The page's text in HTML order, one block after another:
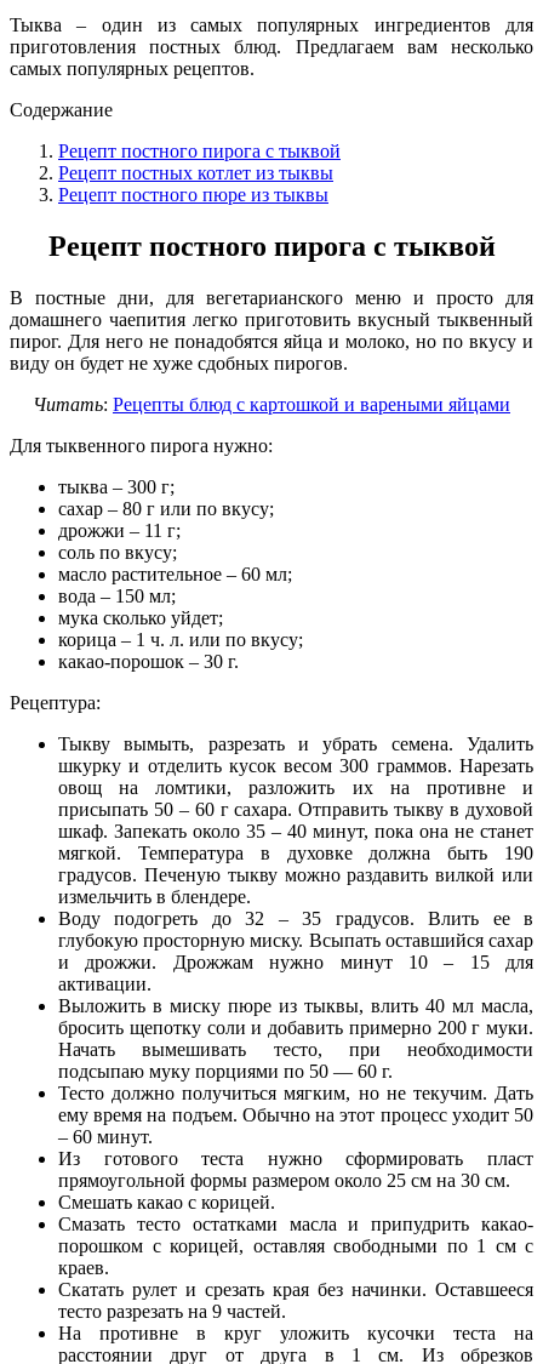
Тыква – один из самых популярных ингредиентов для
приготовления постных блюд. Предлагаем вам несколько
самых популярных рецептов.
Содержание
Рецепт постного пирога с тыквой
Рецепт постных котлет из тыквы
Рецепт постного пюре из тыквы
Рецепт постного пирога с тыквой
В постные дни, для вегетарианского меню и просто для
домашнего чаепития легко приготовить вкусный тыквенный
пирог. Для него не понадобятся яйца и молоко, но по вкусу и
виду он будет не хуже сдобных пирогов.
Читать: Рецепты блюд с картошкой и вареными яйцами
Для тыквенного пирога нужно:
тыква – 300 г;
сахар – 80 г или по вкусу;
дрожжи – 11 г;
соль по вкусу;
масло растительное – 60 мл;
вода – 150 мл;
мука сколько уйдет;
корица – 1 ч. л. или по вкусу;
какао-порошок – 30 г.
Рецептура:
Тыкву вымыть, разрезать и убрать семена. Удалить
шкурку и отделить кусок весом 300 граммов. Нарезать
овощ на ломтики, разложить их на противне и
присыпать 50 – 60 г сахара. Отправить тыкву в духовой
шкаф. Запекать около 35 – 40 минут, пока она не станет
мягкой. Температура в духовке должна быть 190
градусов. Печеную тыкву можно раздавить вилкой или
измельчить в блендере.
Воду подогреть до 32 – 35 градусов. Влить ее в
глубокую просторную миску. Всыпать оставшийся сахар
и дрожжи. Дрожжам нужно минут 10 – 15 для
активации.
Выложить в миску пюре из тыквы, влить 40 мл масла,
бросить щепотку соли и добавить примерно 200 г муки.
Начать вымешивать тесто, при необходимости
подсыпаю муку порциями по 50 — 60 г.
Тесто должно получиться мягким, но не текучим. Дать
ему время на подъем. Обычно на этот процесс уходит 50
– 60 минут.
Из готового теста нужно сформировать пласт
прямоугольной формы размером около 25 см на 30 см.
Смешать какао с корицей.
Смазать тесто остатками масла и припудрить какао-
порошком с корицей, оставляя свободными по 1 см с
краев.
Скатать рулет и срезать края без начинки. Оставшееся
тесто разрезать на 9 частей.
На противне в круг уложить кусочки теста на
расстоянии друг от друга в 1 см. Из обрезков